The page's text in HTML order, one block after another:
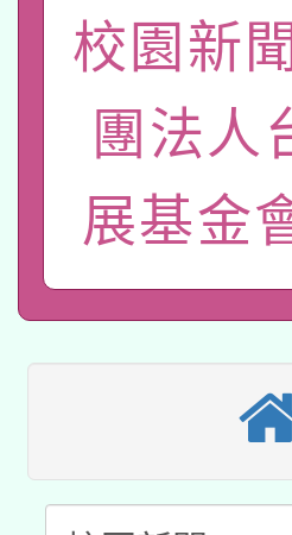
「數位內
有關大陸
薪期間赴
轉知經濟
業技術研
115年8月
開 智慧啟
本校115
招甄選結
適應運動
本館辦理
暨閱讀推
科技賦能
校園新
團法人
展基金